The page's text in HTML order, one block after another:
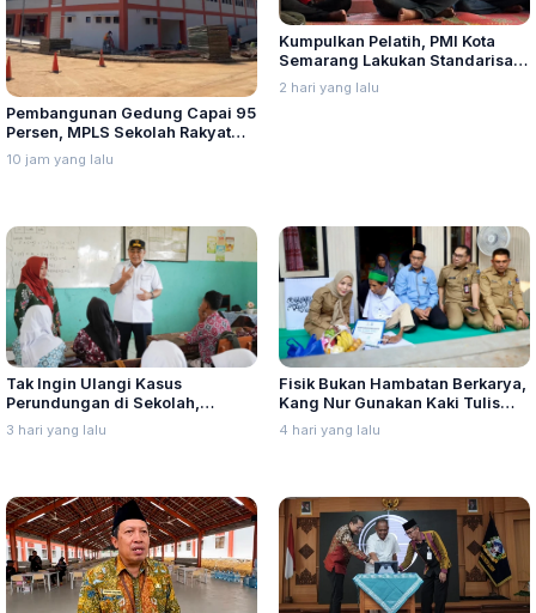
Pembangunan Gedung Capai 95
Persen, MPLS Sekolah Rakyat
Jepara Dijadwalkan 20 Agustus
10 jam yang lalu
Kumpulkan Pelatih, PMI Kota
Semarang Lakukan Standarisasi
Kurikulum Pembinaan PMR dan
KSR
2 hari yang lalu
Tak Ingin Ulangi Kasus
Perundungan di Sekolah,
Nurkholes Minta Perkuat
Pengawasan Murid
3 hari yang lalu
Fisik Bukan Hambatan Berkarya,
Kang Nur Gunakan Kaki Tulis
Kaligrafi Arab
4 hari yang lalu